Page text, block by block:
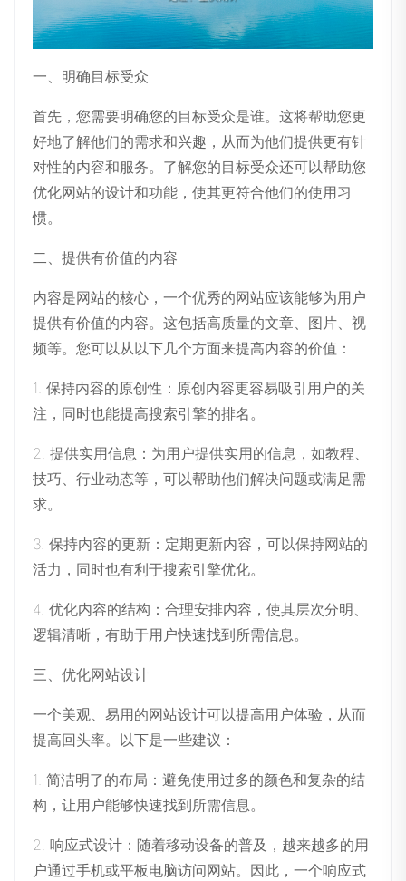
一、明确目标受众
首先，您需要明确您的目标受众是谁。这将帮助您更
好地了解他们的需求和兴趣，从而为他们提供更有针
对性的内容和服务。了解您的目标受众还可以帮助您
优化网站的设计和功能，使其更符合他们的使用习
惯。
二、提供有价值的内容
内容是网站的核心，一个优秀的网站应该能够为用户
提供有价值的内容。这包括高质量的文章、图片、视
频等。您可以从以下几个方面来提高内容的价值：
1. 保持内容的原创性：原创内容更容易吸引用户的关
注，同时也能提高搜索引擎的排名。
2. 提供实用信息：为用户提供实用的信息，如教程、
技巧、行业动态等，可以帮助他们解决问题或满足需
求。
3. 保持内容的更新：定期更新内容，可以保持网站的
活力，同时也有利于搜索引擎优化。
4. 优化内容的结构：合理安排内容，使其层次分明、
逻辑清晰，有助于用户快速找到所需信息。
三、优化网站设计
一个美观、易用的网站设计可以提高用户体验，从而
提高回头率。以下是一些建议：
1. 简洁明了的布局：避免使用过多的颜色和复杂的结
构，让用户能够快速找到所需信息。
2. 响应式设计：随着移动设备的普及，越来越多的用
户通过手机或平板电脑访问网站。因此，一个响应式